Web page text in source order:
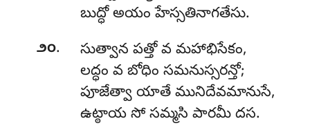
బుద్ధో అయం హేస్సతినాగతేసు.
౨౦.
సుత్వాన పత్తో వ మహాభిసేకం,
లద్ధం వ బోధిం సమనుస్సరన్తో;
పూజేత్వా యాతే మునిదేవమానుసే,
ఉట్ఠాయ సో సమ్మసి పారమీ దస.